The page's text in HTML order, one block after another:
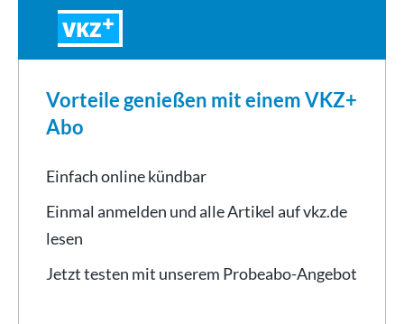
VKZ
Vorteile genießen mit einem VKZ+
Abo
Einfach online kündbar
Einmal anmelden und alle Artikel auf vkz.de
lesen
Jetzt testen mit unserem Probeabo-Angebot